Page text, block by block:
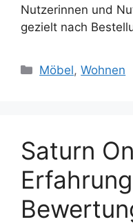
Nutzerinnen und
gezielt nach
Categories
Möbel,Wohnen
Saturn